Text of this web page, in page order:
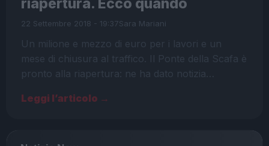
riapertura. Ecco quando
22 Settembre 2018 - 19:37Sara Mariani
Un milione e mezzo di euro per i lavori e un
mese di chiusura al traffico. Il Ponte della Scafa è
pronto alla riapertura: ne ha dato notizia…
Leggi l’articolo →